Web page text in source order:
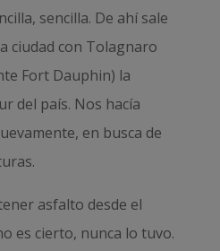
sencilla. De ahí sale
ciudad con Tolagnaro
Fort Dauphin) la
del país. Nos hacía
en busca de
asfalto desde el
es cierto, nunca lo tuvo.